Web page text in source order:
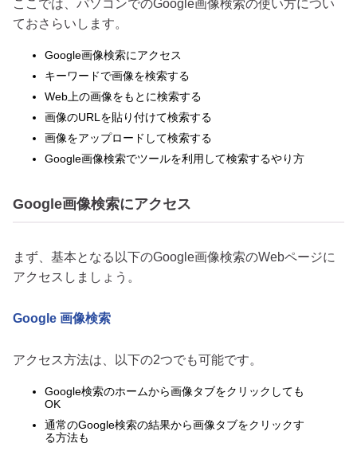
ここでは、パソコンでのGoogle画像検索の使い方につい
ておさらいします。
Google画像検索にアクセス
キーワードで画像を検索する
Web上の画像をもとに検索する
画像のURLを貼り付けて検索する
画像をアップロードして検索する
Google画像検索でツールを利用して検索するやり方
Google画像検索にアクセス
まず、基本となる以下のGoogle画像検索のWebページに
アクセスしましょう。
Google 画像検索
アクセス方法は、以下の2つでも可能です。
Google検索のホームから画像タブをクリックしても
OK
通常のGoogle検索の結果から画像タブをクリックす
る方法も